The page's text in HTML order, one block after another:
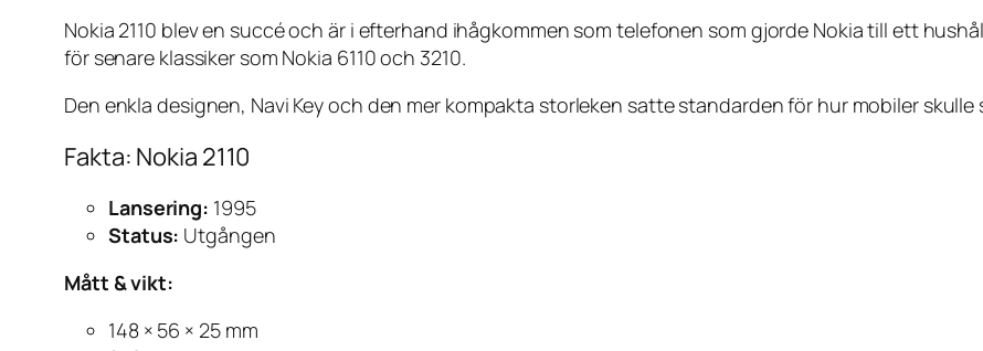
Nokia 2110 blev en succé och är i efterhand ihågkommen som telefonen som gjorde Nokia till ett
för senare klassiker som Nokia 6110 och 3210.
Den enkla designen, Navi Key och den mer kompakta storleken satte standarden för hur mobiler
Fakta: Nokia 2110
Lansering: 1995
Status: Utgången
Mått & vikt:
148 × 56 × 25 mm